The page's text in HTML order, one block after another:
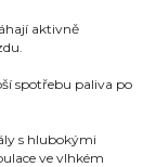
aktivně
spotřebu paliva po
s hlubokými
ve vlhkém